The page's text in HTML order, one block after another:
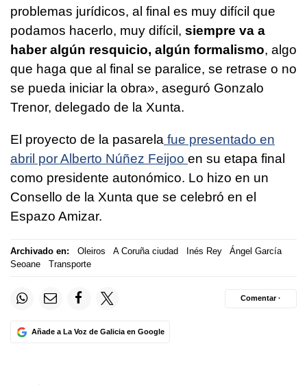
problemas jurídicos, al final es muy difícil que
podamos hacerlo, muy difícil, siempre va a
haber algún resquicio, algún formalismo, algo
que haga que al final se paralice, se retrase o no
se pueda iniciar la obra», aseguró Gonzalo
Trenor, delegado de la Xunta.
El proyecto de la pasarela fue presentado en
abril por Alberto Núñez Feijoo en su etapa final
como presidente autonómico. Lo hizo en un
Consello de la Xunta que se celebró en el
Espazo Amizar.
Archivado en: Oleiros A Coruña ciudad Inés Rey
Ángel García
Seoane
Transporte
Añade a La Voz de Galicia en Google
Comentar ·